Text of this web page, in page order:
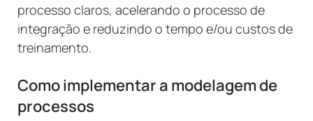
processo claros, acelerando o processo de
integração e reduzindo o tempo e/ou custos de
treinamento.
Como implementar a modelagem de
processos